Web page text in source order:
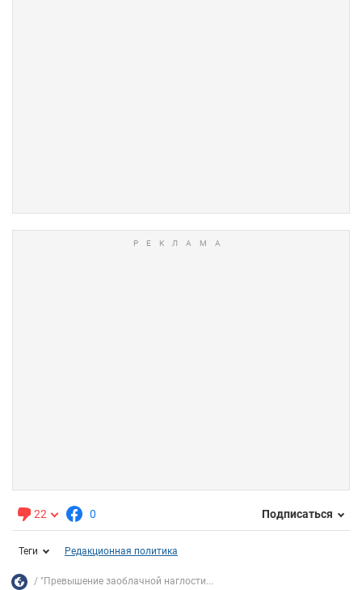
22 0 Подписаться
Теги Редакционная политика
"Превышение заоблачной наглости...